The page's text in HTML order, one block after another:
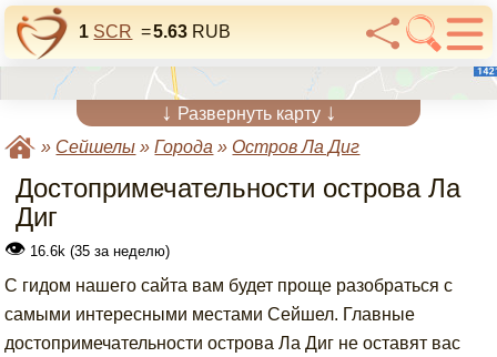
1 SCR =5.63 RUB
↓ Развернуть карту ↓
» Сейшелы »Города » Остров Ла Диг
Достопримечательности острова Ла
Диг
👁 16.6k (35 за неделю)
С гидом нашего сайта вам будет проще разобраться с
самыми интересными местами Сейшел. Главные
достопримечательности острова Ла Диг не оставят вас